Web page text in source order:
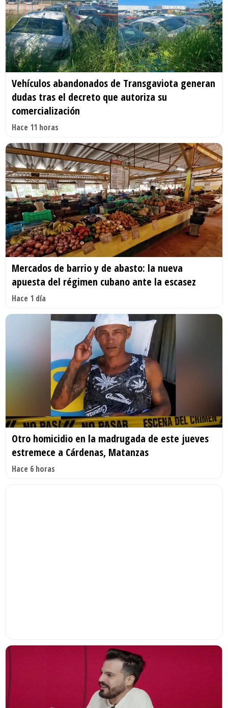
Vehículos abandonados de Transgaviota generan
dudas tras el decreto que autoriza su
comercialización
Hace 11 horas
Mercados de barrio y de abasto: la nueva
apuesta del régimen cubano ante la escasez
Hace 1 día
Otro homicidio en la madrugada de este jueves
estremece a Cárdenas, Matanzas
Hace 6 horas